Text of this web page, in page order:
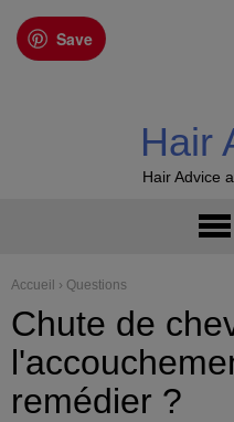
Hair
Hair Advice
Accueil › Questions
Chute de
remédier ?
Save